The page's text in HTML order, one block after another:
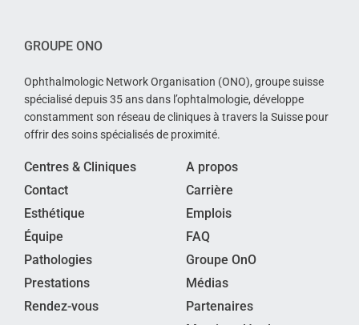
GROUPE ONO
Ophthalmologic Network Organisation (ONO), groupe suisse
spécialisé depuis 35 ans dans l’ophtalmologie, développe
constamment son réseau de cliniques à travers la Suisse pour
offrir des soins spécialisés de proximité.
Centres & Cliniques
Contact
Esthétique
Équipe
Pathologies
Prestations
Rendez-vous
A propos
Carrière
Emplois
FAQ
Groupe OnO
Médias
Partenaires